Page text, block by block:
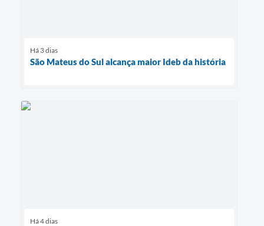
Há 3 dias
São Mateus do Sul alcança maior Ideb da história
Há 4 dias